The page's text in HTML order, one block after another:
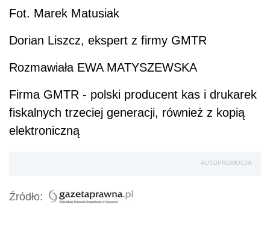
Fot. Marek Matusiak
Dorian Liszcz, ekspert z firmy GMTR
Rozmawiała EWA MATYSZEWSKA
Firma GMTR - polski producent kas i drukarek
fiskalnych trzeciej generacji, również z kopią
elektroniczną
AUTOPROMOCJA
Źródło: